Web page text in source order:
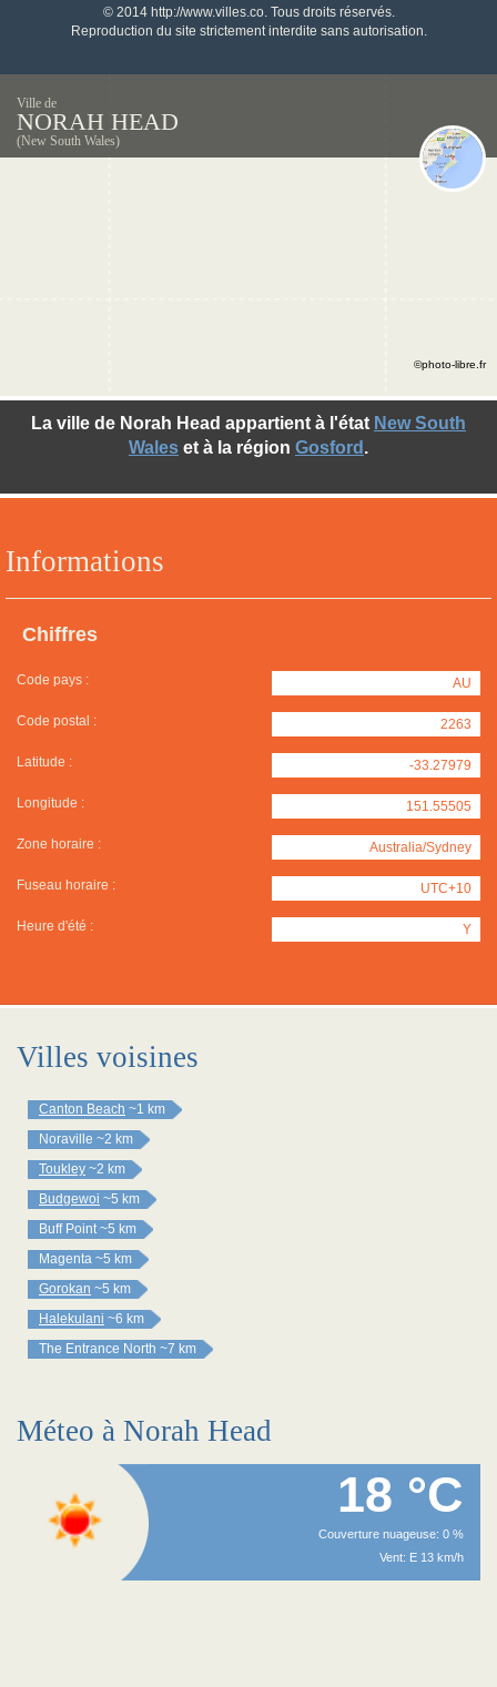
© 2014 http://www.villes.co. Tous droits réservés.
Reproduction du site strictement interdite sans autorisation.
Ville de
NORAH HEAD
(New South Wales)
Informations
Chiffres
Code pays : AU
Code postal : 2263
Latitude : -33.27979
Longitude : 151.55505
Zone horaire : Australia/Sydney
Fuseau horaire : UTC+10
Heure d'été : Y
La ville de Norah Head appartient à l'état New South
Wales et à la région Gosford .
©photo-libre.fr
Villes voisines
Canton Beach ~1 km
Noraville ~2 km
Toukley ~2 km
Budgewoi ~5 km
Buff Point ~5 km
Magenta ~5 km
Gorokan ~5 km
Halekulani ~6 km
The Entrance North ~7 km
Méteo à Norah Head
18 °C
Couverture nuageuse: 0 %
Vent: E 13 km/h